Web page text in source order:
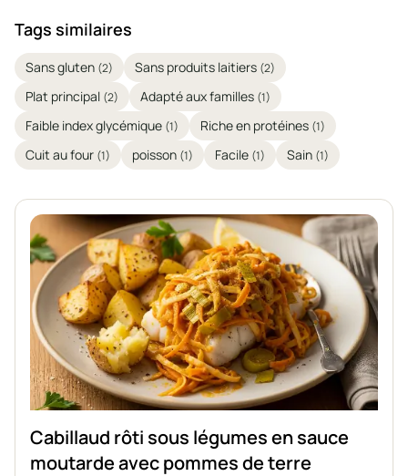
Tags similaires
Sans gluten (2) Sans produits laitiers (2)
Plat principal (2) Adapté aux familles (1)
Faible index glycémique (1) Riche en protéines (1)
Cuit au four (1) poisson (1) Facile (1) Sain (1)
Cabillaud rôti sous légumes en sauce
moutarde avec pommes de terre